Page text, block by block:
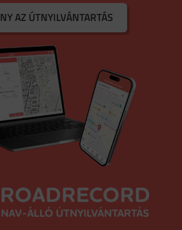
AZ ÚTNYILVÁNTARTÁS